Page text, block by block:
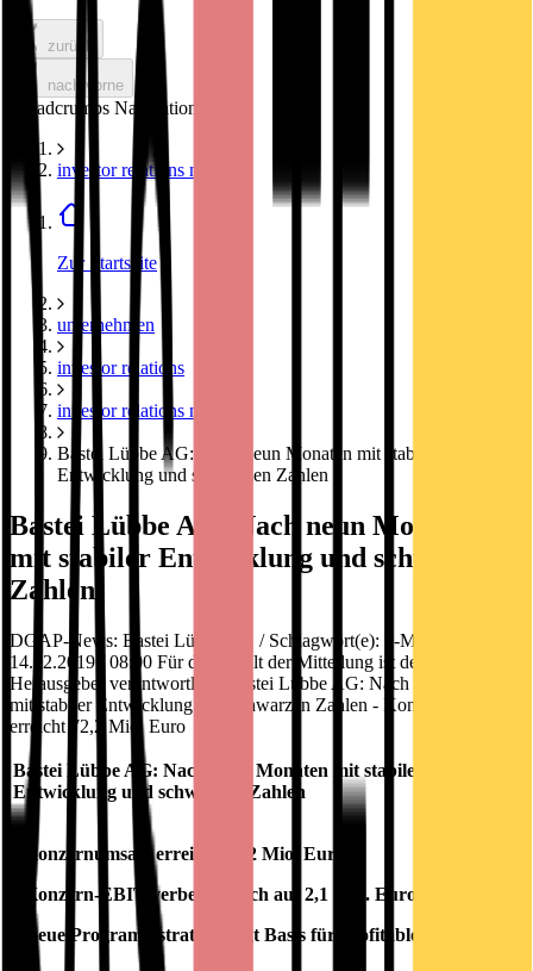
zurück
nach vorne
Breadcrumbs Navigation
investor relations news
Zur Startseite
unternehmen
investor relations
investor relations news
Bastei Lübbe AG: Nach neun Monaten mit stabiler
Entwicklung und schwarzen Zahlen
Bastei Lübbe AG: Nach neun Monaten
mit stabiler Entwicklung und schwarzen
Zahlen
DGAP-News: Bastei Lübbe AG / Schlagwort(e): 9-Monatszahlen
14.02.2019 / 08:00 Für den Inhalt der Mitteilung ist der Emittent /
Herausgeber verantwortlich. Bastei Lübbe AG: Nach neun Monaten
mit stabiler Entwicklung und schwarzen Zahlen - Konzernumsatz
erreicht 72,2 Mio. Euro
Bastei Lübbe AG: Nach neun Monaten mit stabiler
Entwicklung und schwarzen Zahlen
- Konzernumsatz erreicht 72,2 Mio. Euro
- Konzern-EBIT verbessert sich auf 2,1 Mio. Euro
- Neue Programmstrategie legt Basis für profitables Wachstum